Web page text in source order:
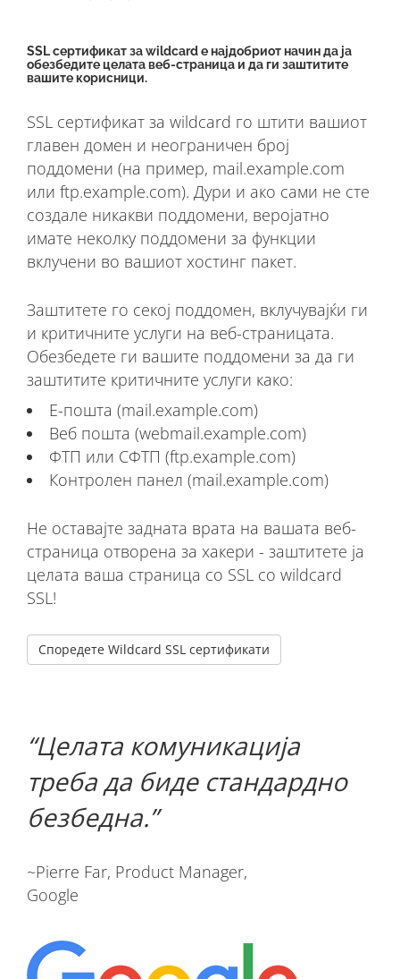
SSL сертификат за wildcard е најдобриот начин да ја
обезбедите целата веб-страница и да ги заштитите
вашите корисници.
SSL сертификат за wildcard го штити вашиот
главен домен и неограничен број
поддомени (на пример, mail.example.com
или ftp.example.com). Дури и ако сами не сте
создале никакви поддомени, веројатно
имате неколку поддомени за функции
вклучени во вашиот хостинг пакет.
Заштитете го секој поддомен, вклучувајќи ги
и критичните услуги на веб-страницата.
Обезбедете ги вашите поддомени за да ги
заштитите критичните услуги како:
Е-пошта (mail.example.com)
Веб пошта (webmail.example.com)
ФТП или СФТП (ftp.example.com)
Контролен панел (mail.example.com)
Не оставајте задната врата на вашата веб-
страница отворена за хакери - заштитете ја
целата ваша страница со SSL со wildcard
SSL!
Споредете Wildcard SSL сертификати
Целата комуникација
треба да биде стандардно
безбедна.
~Pierre Far, Product Manager,
Google